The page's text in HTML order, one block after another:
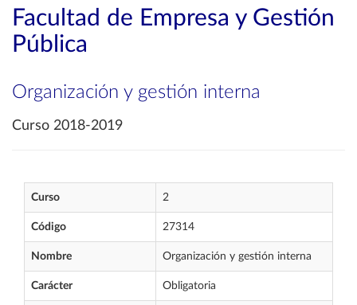
Facultad de Empresa y Gestión
Pública
Organización y gestión interna
Curso 2018-2019
Curso 2
Código 27314
Nombre Organización y gestión interna
Carácter Obligatoria